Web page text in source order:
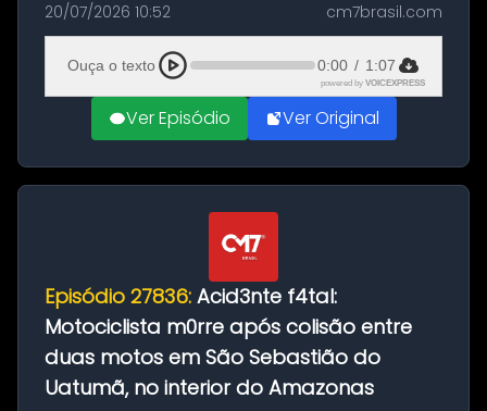
treinava na academia de um condomínio em
Feira de Santana, na Bahia. O c...
20/07/2026 10:52 cm7brasil.com
Ouça o texto 0:00 / 1:07
powered by VOICEXPRESS
Ver Episódio Ver Original
Episódio 27836: Acid3nte f4tal:
Motociclista m0rre após colisão entre
duas motos em São Sebastião do
Uatumã, no interior do Amazonas